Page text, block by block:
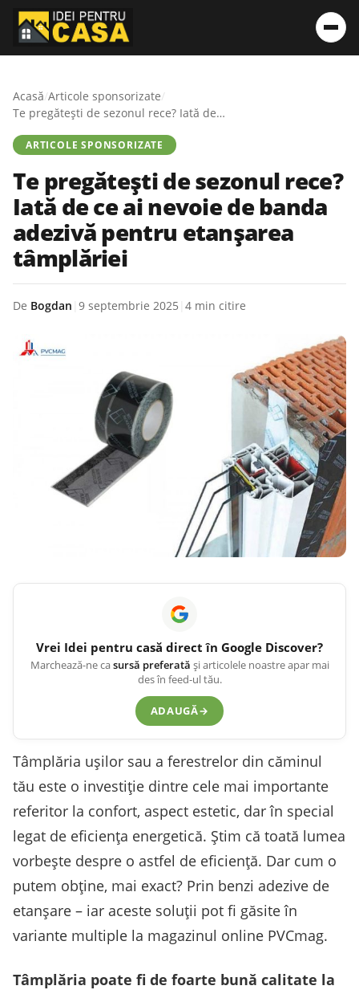
Acasă/Articole sponsorizate/
Te pregătești de sezonul rece? Iată de ce ai nevoie de banda adezivă pentru etanșarea tâmplăriei
ARTICOLE SPONSORIZATE
Te pregătești de sezonul rece?
Iată de ce ai nevoie de banda
adezivă pentru etanșarea
tâmplăriei
De Bogdan 9 septembrie 2025 4 min citire
Vrei Idei pentru casă direct în Google Discover?
Marchează-ne casursă preferată și articolele noastre apar mai
des în feed-ul tău.
ADAUGĂ→
Tâmplăria ușilor sau a ferestrelor din căminul
tău este o investiție dintre cele mai importante
referitor la confort, aspect estetic, dar în special
legat de eficiența energetică. Știm că toată lumea
vorbește despre o astfel de eficiență. Dar cum o
putem obține, mai exact? Prin benzi adezive de
etanșare – iar aceste soluții pot fi găsite în
variante multiple la magazinul online PVCmag.
Tâmplăria poate fi de foarte bună calitate la